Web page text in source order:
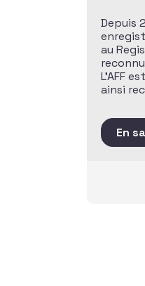
Depuis
au
L’AFF
ainsi
En